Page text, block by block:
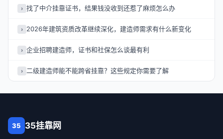
› 找了中介挂靠证书，结果钱没收到还惹了麻烦怎么办
› 2026年建筑资质改革继续深化，建造师需求有什么新变化
› 企业招聘建造师，证书和社保怎么谈最有利
› 二级建造师能不能跨省挂靠？这些规定你需要了解
35 35挂靠网